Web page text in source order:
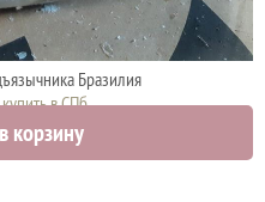
Бразилия
в СПб
корзину